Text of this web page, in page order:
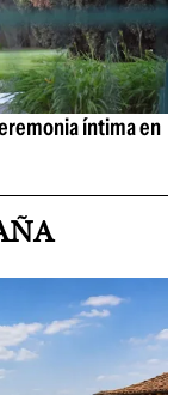
íntima en